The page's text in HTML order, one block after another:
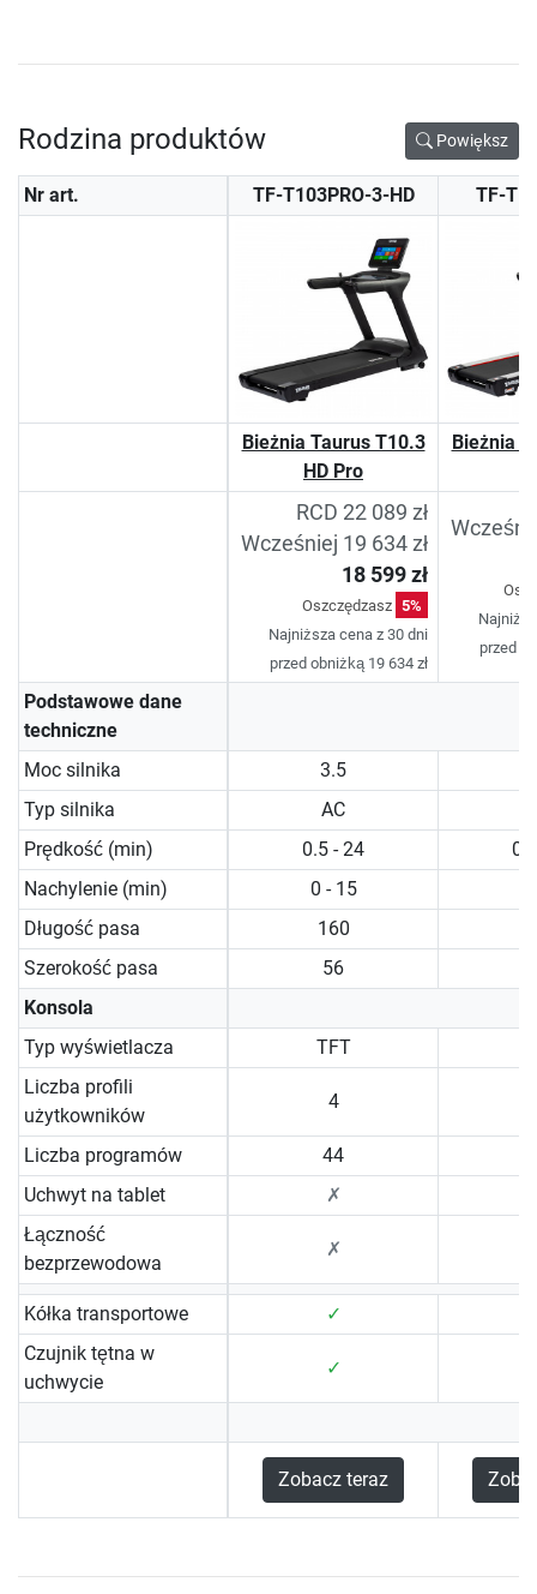
Rodzina produktów Powiększ
Nr art. TF-T103PRO-3-HD TF-
Bieżnia Taurus T10.3
HD Pro
Bieżnia
RCD 22 089 zł
Wcześniej 19 634 zł
18 599 zł
Oszczędzasz 5%
Najniższa cena z 30 dni
przed obniżką 19 634 zł
przed
Podstawowe dane
techniczne
Moc silnika
3.5
Typ silnika
AC
Prędkość (min)
0.5 - 24
Nachylenie (min)
0 - 15
Długość pasa
160
Szerokość pasa
56
Konsola
Typ wyświetlacza
TFT
Liczba profili
użytkowników
4
Liczba programów 44
Uchwyt na tablet
✗
Łączność
bezprzewodowa
✗
Kółka transportowe ✓
Czujnik tętna w
uchwycie
✓
Zobacz teraz